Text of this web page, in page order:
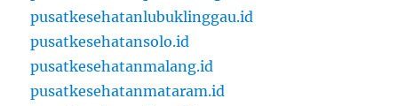
pusatkesehatanlubuklinggau.id
pusatkesehatansolo.id
pusatkesehatanmalang.id
pusatkesehatanmataram.id